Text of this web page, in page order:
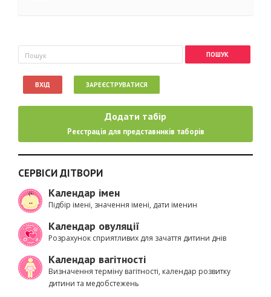
Пошукова форма
Пошук
ВХІД ЗАРЕЄСТРУВАТИСЯ
Додати табір
Реєстрація для представників таборів
СЕРВІСИ ДІТВОРИ
Календар імен
Підбір імені, значення імені, дати іменин
Календар овуляції
Розрахунок сприятливих для зачаття дитини днів
Календар вагітності
Визначення терміну вагітності, календар розвитку
дитини та медобстежень